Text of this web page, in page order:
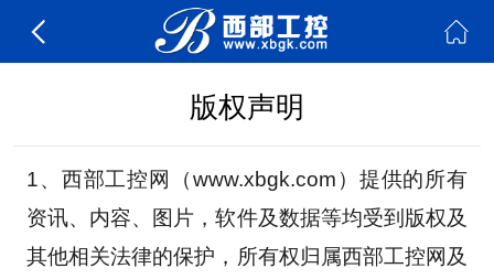
版权声明
1、西部工控网（www.xbgk.com）提供的所有
资讯、内容、图片，软件及数据等均受到版权及
其他相关法律的保护，所有权归属西部工控网及